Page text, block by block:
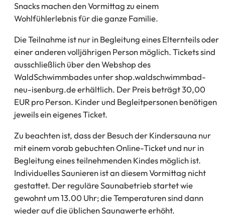
Snacks machen den Vormittag zu einem
Wohlfühlerlebnis für die ganze Familie.
Die Teilnahme ist nur in Begleitung eines Elternteils oder
einer anderen volljährigen Person möglich. Tickets sind
ausschließlich über den Webshop des
WaldSchwimmbades unter shop.waldschwimmbad-
neu-isenburg.de erhältlich. Der Preis beträgt 30,00
EUR pro Person. Kinder und Begleitpersonen benötigen
jeweils ein eigenes Ticket.
Zu beachten ist, dass der Besuch der Kindersauna nur
mit einem vorab gebuchten Online-Ticket und nur in
Begleitung eines teilnehmenden Kindes möglich ist.
Individuelles Saunieren ist an diesem Vormittag nicht
gestattet. Der reguläre Saunabetrieb startet wie
gewohnt um 13.00 Uhr; die Temperaturen sind dann
wieder auf die üblichen Saunawerte erhöht.